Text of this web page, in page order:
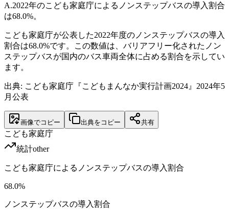
A.2022年のこども家庭庁によるノンステップバスの導入割合
は68.0%。
こども家庭庁が公表した2022年度のノンステップバスの導入
割合は68.0%です。この数値は、バリアフリー化されたノン
ステップバスが国内のバス車両全体に占める割合を示してい
ます。
出典: こども家庭庁『こどもまんなか実行計画2024』2024年5
月公表
画像でコピー 出典をコピー 共有
こども家庭庁
統計other
こども家庭庁によるノンステップバスの導入割合
68.0%
ノンステップバスの導入割合